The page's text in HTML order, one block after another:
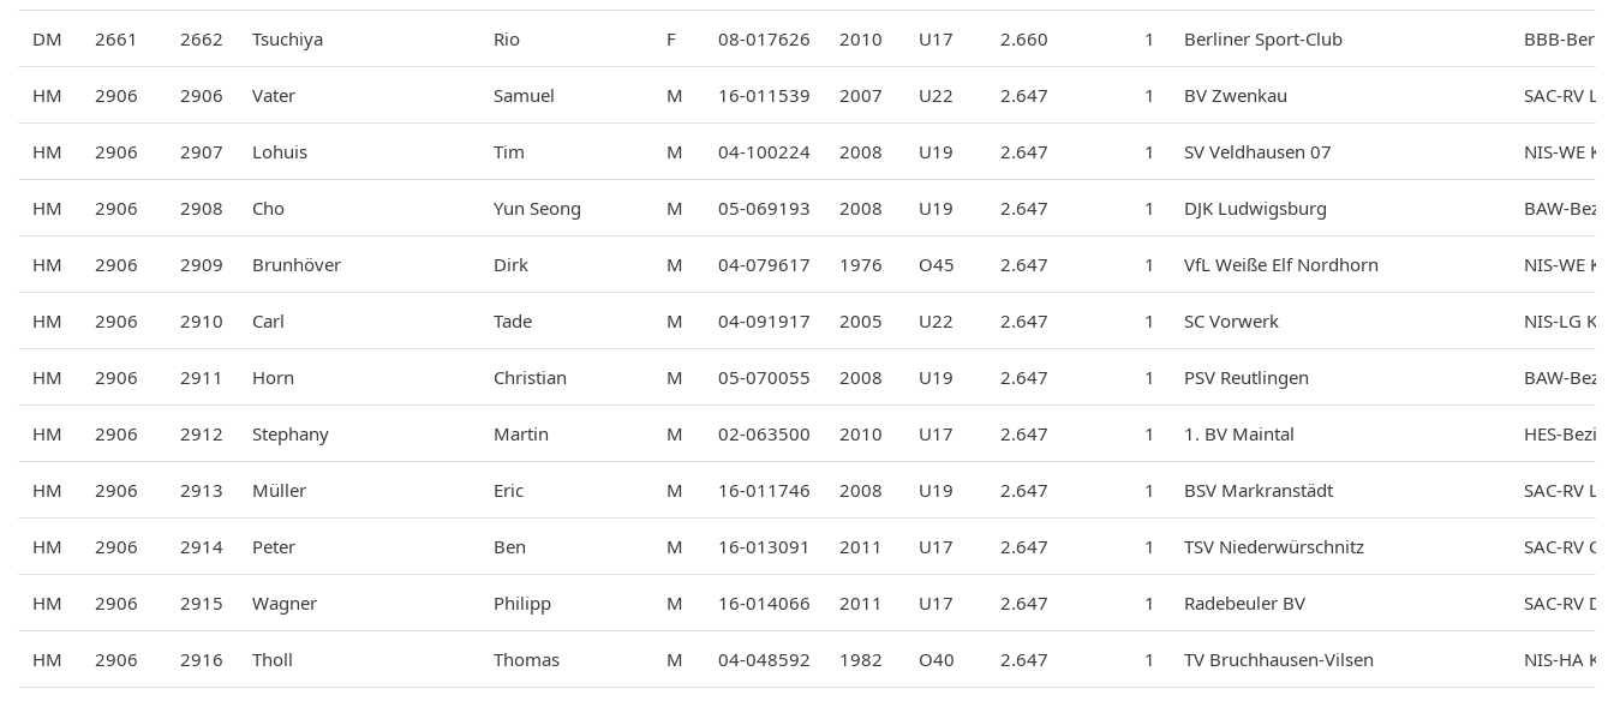
DM 2661 2662 Tsuchiya Rio F 08-017626 2010 U17 2.660 1 Berliner Sport-Club BBB-
HM 2906 2906 Vater Samuel M 16-011539 2007 U22 2.647 1 BV Zwenkau SAC-RV
HM 2906 2907 Lohuis Tim M 04-100224 2008 U19 2.647 1 SV Veldhausen 07 NIS-WE
HM 2906 2908 Cho Yun Seong M 05-069193 2008 U19 2.647 1 DJK Ludwigsburg BAW-
HM 2906 2909 Brunhöver Dirk M 04-079617 1976 O45 2.647 1 VfL Weiße Elf Nordhorn NIS-WE
HM 2906 2910 Carl Tade M 04-091917 2005 U22 2.647 1 SC Vorwerk NIS-LG
HM 2906 2911 Horn Christian M 05-070055 2008 U19 2.647 1 PSV Reutlingen BAW-
HM 2906 2912 Stephany Martin M 02-063500 2010 U17 2.647 1 1. BV Maintal HES-
HM 2906 2913 Müller Eric M 16-011746 2008 U19 2.647 1 BSV Markranstädt SAC-RV
HM 2906 2914 Peter Ben M 16-013091 2011 U17 2.647 1 TSV Niederwürschnitz SAC-RV
HM 2906 2915 Wagner Philipp M 16-014066 2011 U17 2.647 1 Radebeuler BV SAC-RV
HM 2906 2916 Tholl Thomas M 04-048592 1982 O40 2.647 1 TV Bruchhausen-Vilsen NIS-HA